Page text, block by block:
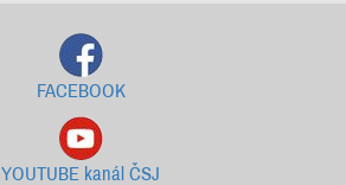
FACEBOOK
YOUTUBE kanál ČSJ